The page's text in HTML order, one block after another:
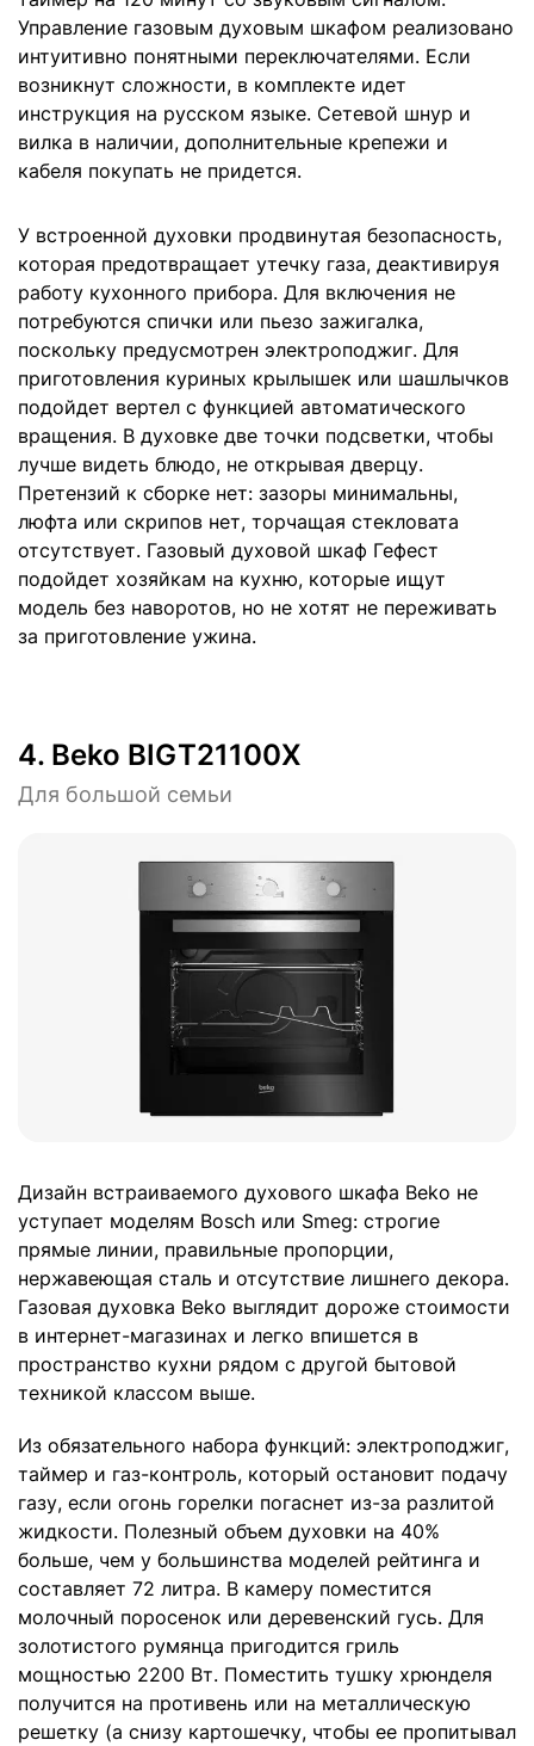
Управление газовым духовым шкафом реализовано
интуитивно понятными переключателями. Если
возникнут сложности, в комплекте идет
инструкция на русском языке. Сетевой шнур и
вилка в наличии, дополнительные крепежи и
кабеля покупать не придется.
У встроенной духовки продвинутая безопасность,
которая предотвращает утечку газа, деактивируя
работу кухонного прибора. Для включения не
потребуются спички или пьезо зажигалка,
поскольку предусмотрен электроподжиг. Для
приготовления куриных крылышек или шашлычков
подойдет вертел с функцией автоматического
вращения. В духовке две точки подсветки, чтобы
лучше видеть блюдо, не открывая дверцу.
Претензий к сборке нет: зазоры минимальны,
люфта или скрипов нет, торчащая стекловата
отсутствует. Газовый духовой шкаф Гефест
подойдет хозяйкам на кухню, которые ищут
модель без наворотов, но не хотят не переживать
за приготовление ужина.
4. Beko BIGT21100X
Для большой семьи
Дизайн встраиваемого духового шкафа Beko не
уступает моделям Bosch или Smeg: строгие
прямые линии, правильные пропорции,
нержавеющая сталь и отсутствие лишнего декора.
Газовая духовка Beko выглядит дороже стоимости
в интернет-магазинах и легко впишется в
пространство кухни рядом с другой бытовой
техникой классом выше.
Из обязательного набора функций: электроподжиг,
таймер и газ-контроль, который остановит подачу
газу, если огонь горелки погаснет из-за разлитой
жидкости. Полезный объем духовки на 40%
больше, чем у большинства моделей рейтинга и
составляет 72 литра. В камеру поместится
молочный поросенок или деревенский гусь. Для
золотистого румянца пригодится гриль
мощностью 2200 Вт. Поместить тушку хрюнделя
получится на противень или на металлическую
решетку (а снизу картошечку, чтобы ее пропитывал